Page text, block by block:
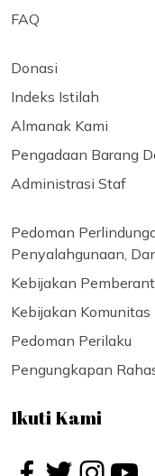
FAQ
Donasi
Indeks Istilah
Almanak Kami
Pengadaan Barang
Administrasi Staf
Pedoman
Penyalahgunaan,
Kebijakan
Kebijakan Komunitas
Pedoman Perilaku
Pengungkapan
Ikuti Kami